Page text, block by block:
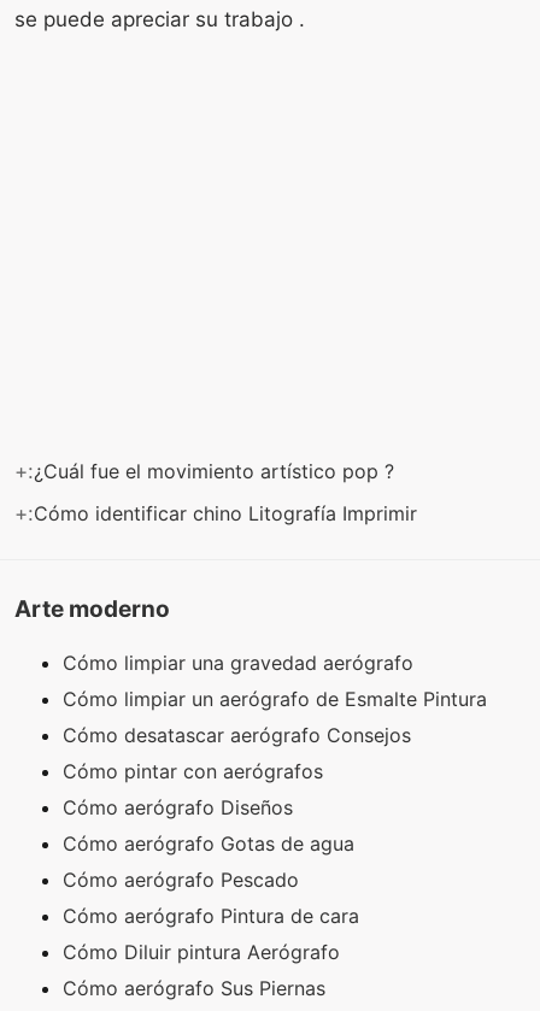
se puede apreciar su trabajo .
+:¿Cuál fue el movimiento artístico pop ?
+:Cómo identificar chino Litografía Imprimir
Arte moderno
Cómo limpiar una gravedad aerógrafo
Cómo limpiar un aerógrafo de Esmalte Pintura
Cómo desatascar aerógrafo Consejos
Cómo pintar con aerógrafos
Cómo aerógrafo Diseños
Cómo aerógrafo Gotas de agua
Cómo aerógrafo Pescado
Cómo aerógrafo Pintura de cara
Cómo Diluir pintura Aerógrafo
Cómo aerógrafo Sus Piernas